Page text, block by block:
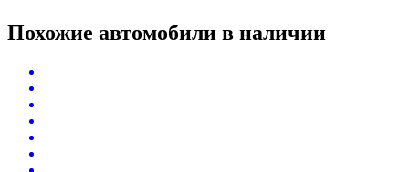
Похожие автомобили в наличии